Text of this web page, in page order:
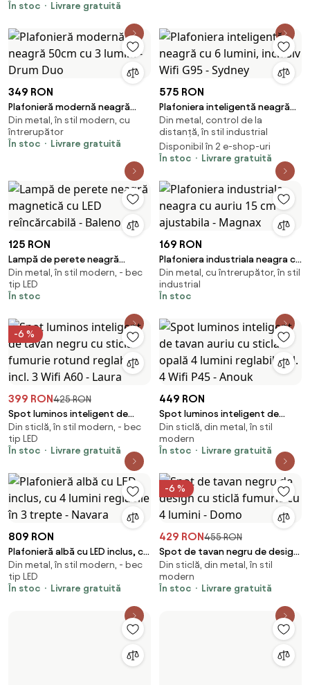
În stoc
Livrare gratuită
349 RON
Plafonieră modernă neagră
50cm cu 3 lumini - Drum Duo
Din metal, în stil modern, cu
întrerupător
În stoc
Livrare gratuită
575 RON
Plafoniera inteligentă neagră
cu 6 lumini, inclusiv Wifi G95 -
Sydney
Din metal, control de la
distanță, în stil industrial
Disponibil în 2 e-shop-uri
În stoc
Livrare gratuită
125 RON
Lampă de perete neagră
magnetică cu LED reîncărcabilă
- Baleno
Din metal, în stil modern, - bec
tip LED
În stoc
169 RON
Plafoniera industriala neagra cu
auriu 15 cm ajustabila - Magnax
Din metal, cu întrerupător, în stil
industrial
În stoc
-6 %
399 RON425 RON
Spot luminos inteligent de
tavan negru cu sticlă fumurie
rotund reglabil incl. 3 Wifi A60 -
Laura
Din sticlă, în stil modern, - bec
tip LED
În stoc
Livrare gratuită
449 RON
Spot luminos inteligent de
tavan auriu cu sticlă opală 4
lumini reglabil incl. 4 Wifi P45 -
Anouk
Din sticlă, din metal, în stil
modern
În stoc
Livrare gratuită
809 RON
Plafonieră albă cu LED inclus, cu
4 lumini reglabile în 3 trepte -
Navara
Din metal, în stil modern, - bec
tip LED
În stoc
Livrare gratuită
-6 %
429 RON455 RON
Spot de tavan negru de design
cu sticlă fumurie cu 4 lumini -
Domo
Din sticlă, din metal, în stil
modern
În stoc
Livrare gratuită